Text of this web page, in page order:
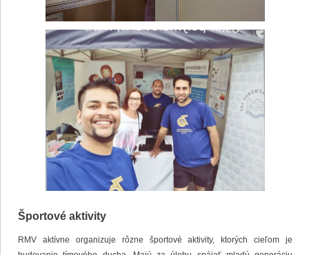
Športové aktivity
RMV aktívne organizuje rôzne športové aktivity, ktorých cieľom je